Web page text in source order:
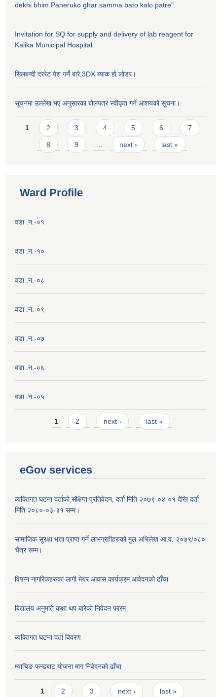
dekhi bhim Paneruko ghar samma bato kalo patre".
Invitation for SQ for supply and delivery of lab reagent for
Kalika Municipal Hospital.
सिलबन्दी दररेट पेश गर्ने बारे,3DX ब्याक हो लोडर।
सूचनमा उल्लेख भए अनुसारका बोलपत्र स्वीकृत गर्ने आशयको सूचना।
Pages
1 2 3 4 5 6 7
8 9 next › last »
Ward Profile
वडा .न.-०१
वडा .न.-१०
वडा .न.-०८
वडा .न.-०९
वडा .न.-०७
वडा .न.-०६
वडा .न.-०५
Pages1 2 next › last »
eGov services
व्यक्तिगत घटना दर्ताको संक्षिप्त प्रतिवेदन, दर्ता मिति २०७९-०४-०१ देखि दर्ता
मिति २०८०-०३-३१ सम्म।
सामाजिक सुरक्षा भत्ता प्राप्त गर्ने लाभग्रहीहरुको मुल अभिलेख आ.व. २०७९/०८०
चैत्र सम्म।
विपन्न नागरिकहरुका लागी मेयर आवास कार्यक्रम आवेदनको ढाँचा
बिद्यालय अनुमति कक्षा थप बारेकाे निवेदन फारम
ब्यक्तिगत घटना दर्ता विवरण
म्याचिङ फन्डबाट याेजना माग निवेदनकाे ढाँचा
Pages
1 2 3 next › last »